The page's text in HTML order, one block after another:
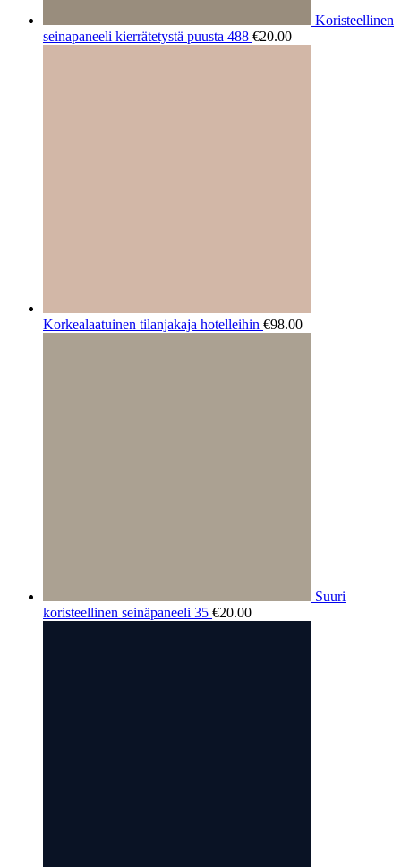
Koristeellinen
seinapaneeli kierrätetystä puusta 488 €20.00
Korkealaatuinen tilanjakaja hotelleihin €98.00
Suuri
koristeellinen seinäpaneeli 35 €20.00